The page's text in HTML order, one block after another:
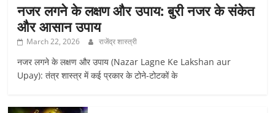
नजर लगने के लक्षण और उपाय: बुरी नजर के संकेत
और आसान उपाय
March 22, 2026 राजेंद्र शास्त्री
नजर लगने के लक्षण और उपाय (Nazar Lagne Ke Lakshan aur
Upay): तंत्र शास्त्र में कई प्रकार के टोने-टोटकों के